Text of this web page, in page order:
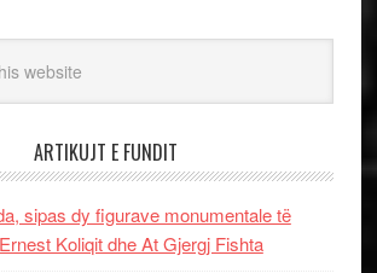
ARTIKUJT E FUNDIT
sipas dy figurave monumentale të
Koliqit dhe At Gjergj Fishta